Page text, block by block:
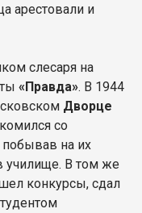
арестовали и
слесаря на
«Правда». В 1944
Дворце
со
побывав на их
училище. В том же
конкурсы, сдал